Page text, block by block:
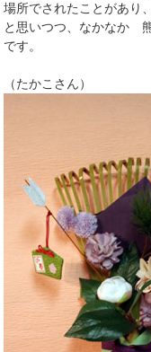
場所でされたことがあ
と思いつつ、なかなか
です。
（たかこさん）